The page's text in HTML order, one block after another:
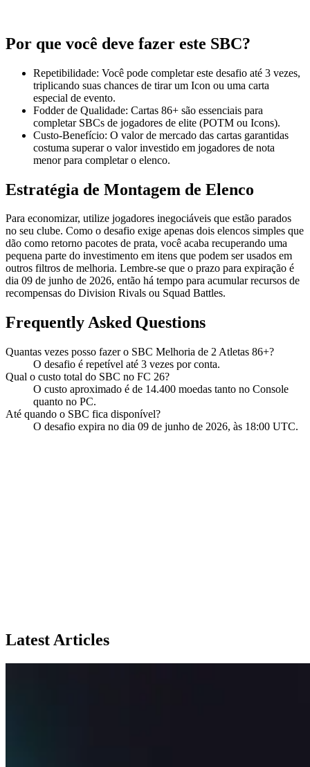
Por que você deve fazer este SBC?
Repetibilidade: Você pode completar este desafio até 3 vezes,
triplicando suas chances de tirar um Icon ou uma carta
especial de evento.
Fodder de Qualidade: Cartas 86+ são essenciais para
completar SBCs de jogadores de elite (POTM ou Icons).
Custo-Benefício: O valor de mercado das cartas garantidas
costuma superar o valor investido em jogadores de nota
menor para completar o elenco.
Estratégia de Montagem de Elenco
Para economizar, utilize jogadores inegociáveis que estão parados
no seu clube. Como o desafio exige apenas dois elencos simples que
dão como retorno pacotes de prata, você acaba recuperando uma
pequena parte do investimento em itens que podem ser usados em
outros filtros de melhoria. Lembre-se que o prazo para expiração é
dia 09 de junho de 2026, então há tempo para acumular recursos de
recompensas do Division Rivals ou Squad Battles.
Frequently Asked Questions
Quantas vezes posso fazer o SBC Melhoria de 2 Atletas 86+?
O desafio é repetível até 3 vezes por conta.
Qual o custo total do SBC no FC 26?
O custo aproximado é de 14.400 moedas tanto no Console
quanto no PC.
Até quando o SBC fica disponível?
O desafio expira no dia 09 de junho de 2026, às 18:00 UTC.
Latest Articles